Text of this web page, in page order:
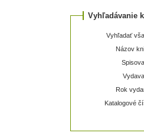
Vyhľadávanie
Vyhľadať
Názov
Rok
Katalogové